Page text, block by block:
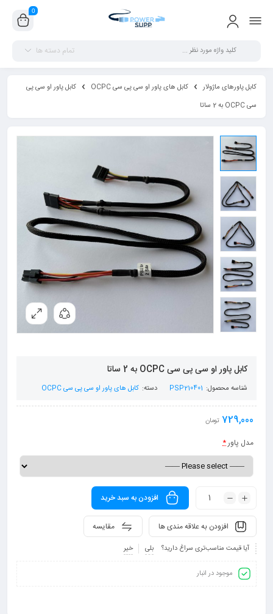
0
تمام دسته ها
کابل پاورهای ماژولار کابل های پاور او سی پی سی OCPC
کابل پاور او سی پی
سی OCPC به 2 ساتا
کابل پاور او سی پی سی OCPC به 2 ساتا
شناسه محصول: PSP210401 دسته: کابل های پاور او سی پی سی OCPC
729,000 تومان
مدل پاور*
افزودن به سبد خرید
مقایسه افزودن به علاقه مندی ها
آیا قیمت مناسب‌تری سراغ دارید؟ بلی خیر
موجود در انبار